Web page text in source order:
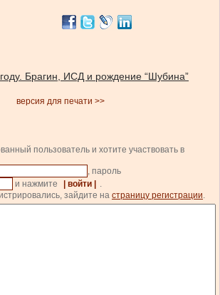
Брагин, ИСД и рождение “Шубина”
версия для печати >>
пользователь и хотите участвовать в
, пароль
и нажмите
| войти |
.
зайдите на страницу регистрации.